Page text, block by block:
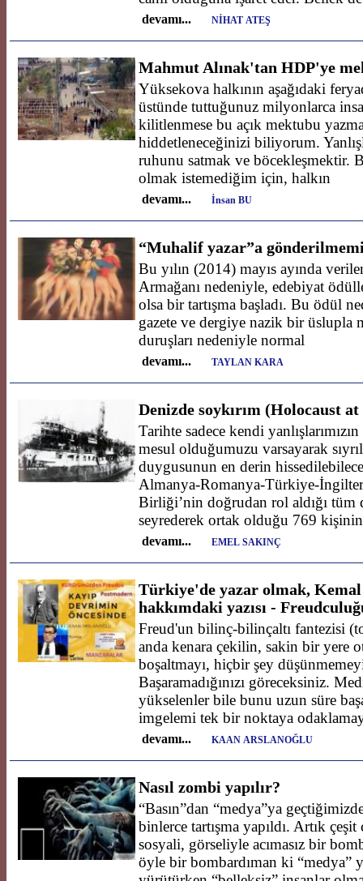
devamı... NİHAT ATEŞ
Mahmut Alınak'tan HDP'ye
Yüksekova halkının aşağıdaki
üstünde tuttuğunuz milyonlarca
kilitlenmese bu açık mektubu
hiddetleneceğinizi biliyorum.
ruhunu satmak ve böcekleşmektir.
olmak istemediğim için, halkın
devamı... İnsan BU
“Muhalif yazar”a
Bu yılın (2014) mayıs ayında
Armağanı nedeniyle, edebiyat
olsa bir tartışma başladı. Bu ödül
gazete ve dergiye nazik bir üslupla
duruşları nedeniyle normal
devamı... TAYLAN KARA
Denizde soykırım (Holocaust at
Tarihte sadece kendi
mesul olduğumuzu varsayarak
duygusunun en derin
Almanya-Romanya-Türkiye-
Birliği’nin doğrudan rol aldığı tüm
seyrederek ortak olduğu 769
devamı... EMEL SAKINÇ
Türkiye'de yazar olmak,
hakkımdaki yazısı -
Freud'un bilinç-bilinçaltı fantezisi
anda kenara çekilin, sakin bir yere
boşaltmayı, hiçbir şey
Başaramadığınızı göreceksiniz.
yükselenler bile bunu uzun süre
imgelemi tek bir noktaya
devamı... KAAN ARSLANOĞLU
Nasıl zombi yapılır?
“Basın”dan “medya”ya
binlerce tartışma yapıldı. Artık
sosyali, görseliyle acımasız bir
öyle bir bombardıman ki “medya”